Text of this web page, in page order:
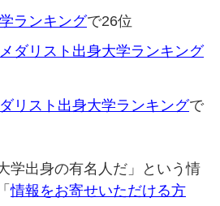
ランキングで26位
ダリスト出身大学ランキング
リスト出身大学ランキングで
学出身の有名人だ」という情
情報をお寄せいただける方